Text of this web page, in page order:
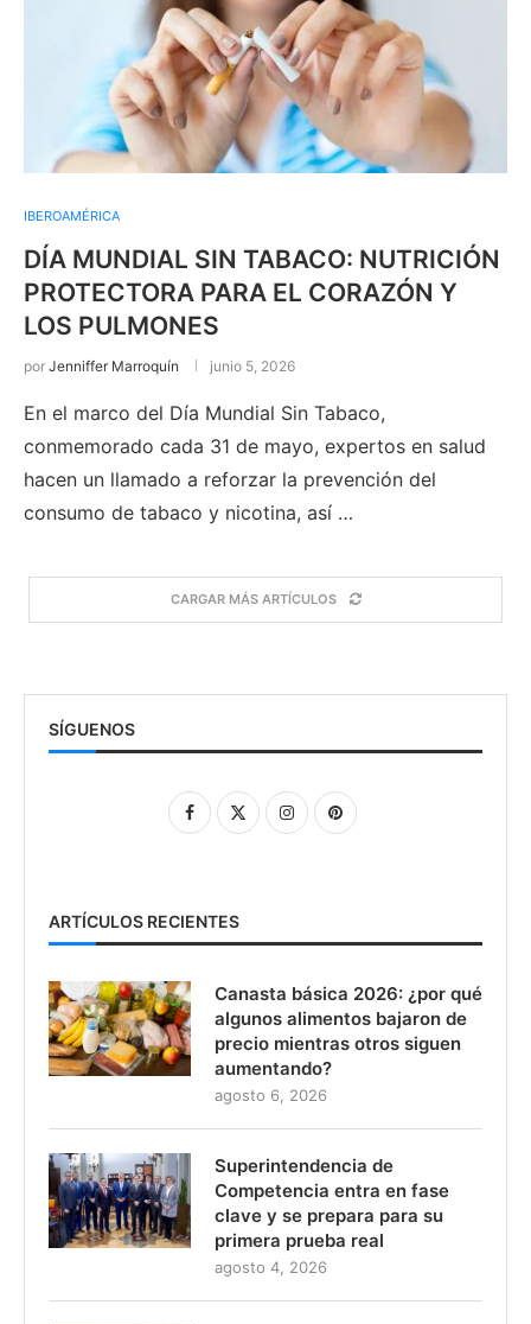
IBEROAMÉRICA
DÍA MUNDIAL SIN TABACO: NUTRICIÓN
PROTECTORA PARA EL CORAZÓN Y
LOS PULMONES
por Jenniffer Marroquín junio 5, 2026
En el marco del Día Mundial Sin Tabaco,
conmemorado cada 31 de mayo, expertos en salud
hacen un llamado a reforzar la prevención del
consumo de tabaco y nicotina, así …
CARGAR MÁS ARTÍCULOS
SÍGUENOS
ARTÍCULOS RECIENTES
Canasta básica 2026: ¿por qué
algunos alimentos bajaron de
precio mientras otros siguen
aumentando?
agosto 6, 2026
Superintendencia de
Competencia entra en fase
clave y se prepara para su
primera prueba real
agosto 4, 2026